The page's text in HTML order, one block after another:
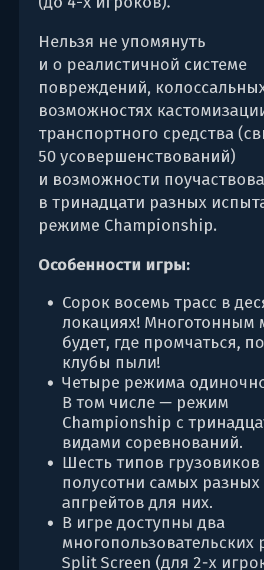
Нельзя не упомянуть
и о реалистичной системе
повреждений,
возможностях
транспортного средства
50 усовершенствований)
и возможности
в тринадцати разных
режиме Championship.
Особенности игры:
Сорок восемь трасс в
локациях! Многотонным
будет, где промчаться,
клубы пыли!
Четыре режима
В том числе — режим
Championship с
видами соревнований.
Шесть типов
полусотни самых разных
апгрейтов для них.
В игре доступны два
многопользовательских
Split Screen (для 2-х